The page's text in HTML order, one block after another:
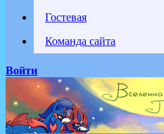
Гостевая
Команда сайта
Войти